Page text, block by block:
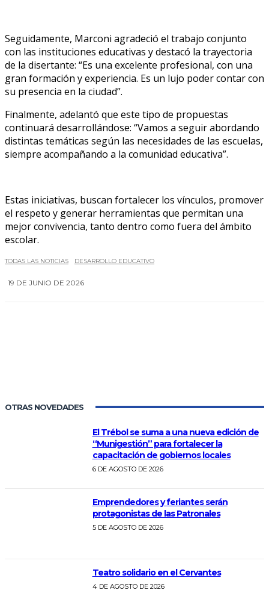
Seguidamente, Marconi agradeció el trabajo conjunto
con las instituciones educativas y destacó la trayectoria
de la disertante: “Es una excelente profesional, con una
gran formación y experiencia. Es un lujo poder contar con
su presencia en la ciudad”.
Finalmente, adelantó que este tipo de propuestas
continuará desarrollándose: “Vamos a seguir abordando
distintas temáticas según las necesidades de las escuelas,
siempre acompañando a la comunidad educativa”.
Estas iniciativas, buscan fortalecer los vínculos, promover
el respeto y generar herramientas que permitan una
mejor convivencia, tanto dentro como fuera del ámbito
escolar.
TODAS LAS NOTICIAS DESARROLLO EDUCATIVO
19 DE JUNIO DE 2026
OTRAS NOVEDADES
El Trébol se suma a una nueva edición de
“Munigestión” para fortalecer la
capacitación de gobiernos locales
6 DE AGOSTO DE 2026
Emprendedores y feriantes serán
protagonistas de las Patronales
5 DE AGOSTO DE 2026
Teatro solidario en el Cervantes
4 DE AGOSTO DE 2026